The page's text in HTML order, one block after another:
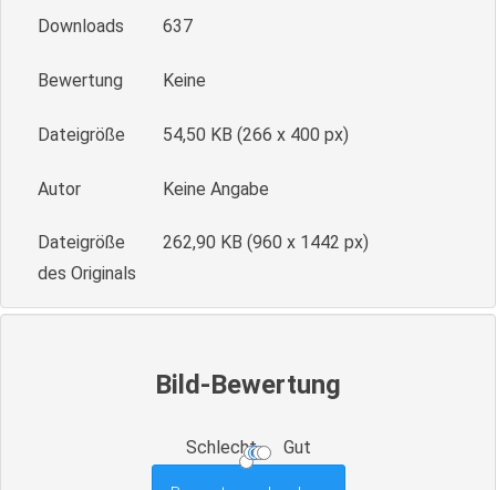
Downloads 637
Bewertung Keine
Dateigröße 54,50 KB (266 x 400 px)
Autor Keine Angabe
Dateigröße
des Originals
262,90 KB (960 x 1442 px)
Bild-Bewertung
Schlecht Gut